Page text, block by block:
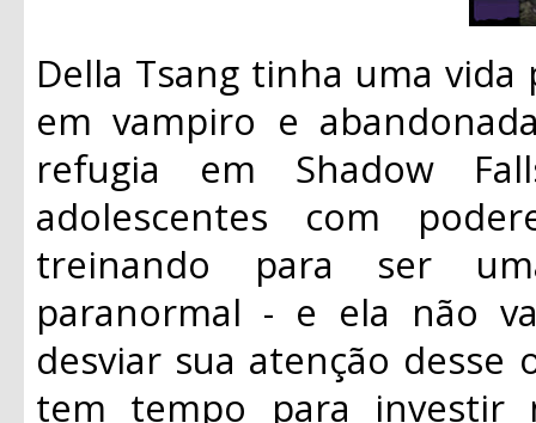
Della Tsang tinha uma
em vampiro e
refugia em Shadow
adolescentes com
treinando para ser
paranormal - e ela não
desviar sua atenção desse
tem tempo para investir